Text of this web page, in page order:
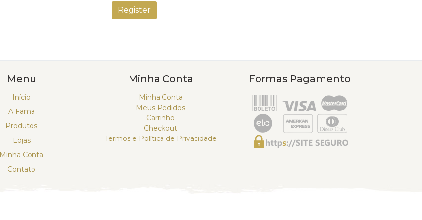
Register
Menu
Início
A Fama
Produtos
Lojas
Minha Conta
Contato
Minha Conta
Minha Conta
Meus Pedidos
Carrinho
Checkout
Termos e Política de Privacidade
Formas Pagamento